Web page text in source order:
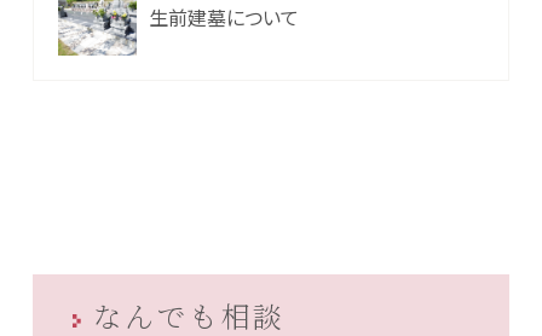
生前建墓について
なんでも相談